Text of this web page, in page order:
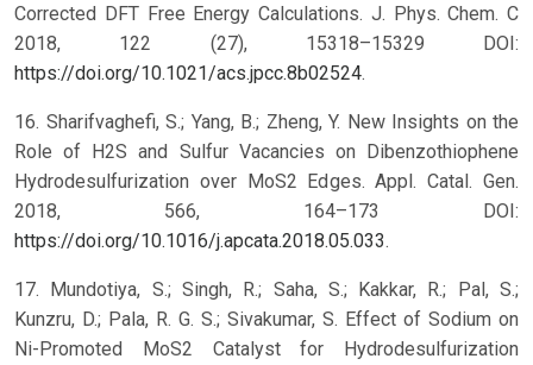
Corrected DFT Free Energy Calculations. J. Phys. Chem. C
2018, 122 (27), 15318–15329 DOI:
https://doi.org/10.1021/acs.jpcc.8b02524.
16. Sharifvaghefi, S.; Yang, B.; Zheng, Y. New Insights on the
Role of H2S and Sulfur Vacancies on Dibenzothiophene
Hydrodesulfurization over MoS2 Edges. Appl. Catal. Gen.
2018, 566, 164–173 DOI:
https://doi.org/10.1016/j.apcata.2018.05.033.
17. Mundotiya, S.; Singh, R.; Saha, S.; Kakkar, R.; Pal, S.;
Kunzru, D.; Pala, R. G. S.; Sivakumar, S. Effect of Sodium on
Ni-Promoted MoS2 Catalyst for Hydrodesulfurization